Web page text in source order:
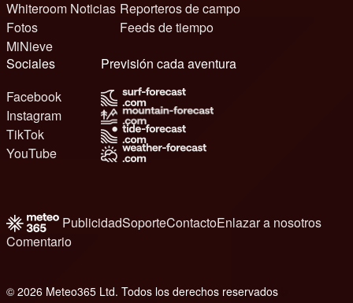
Whiteroom Noticias
Fotos
MiNieve
Reporteros de campo
Feeds de tiempo
Sociales
Facebook
Instagram
TikTok
YouTube
Previsión cada aventura
PublicidadSoporteContactoEnlazar a nosotros
Comentario
© 2026 Meteo365 Ltd. Todos los derechos reservados